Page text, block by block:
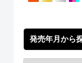
発売年月から